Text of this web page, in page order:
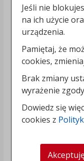
Jeśli nie
na ich użycie
urządzenia.
Pamiętaj, że
cookies,
Brak zmiany
wyrażenie
Dowiedz się
cookies z